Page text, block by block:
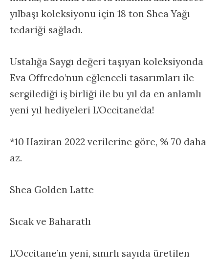
yılbaşı koleksiyonu için 18 ton Shea Yağı
tedariği sağladı.
Ustalığa Saygı değeri taşıyan koleksiyonda
Eva Offredo’nun eğlenceli tasarımları ile
sergilediği iş birliği ile bu yıl da en anlamlı
yeni yıl hediyeleri L’Occitane’da!
*10 Haziran 2022 verilerine göre, % 70 daha
az.
Shea Golden Latte
Sıcak ve Baharatlı
L’Occitane’ın yeni, sınırlı sayıda üretilen